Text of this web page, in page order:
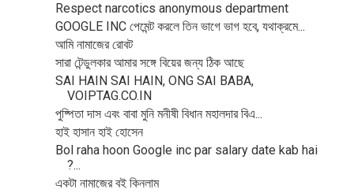
Respect narcotics anonymous department
GOOGLE INC পেমেন্ট করলে তিন ভাগে ভাগ হবে, যথাক্রমে...
আমি নামাজের রোবট
সারা টেন্ডুলকার আমার সঙ্গে বিয়ের জন্য ঠিক আছে
SAI HAIN SAI HAIN, ONG SAI BABA,
VOIPTAG.CO.IN
পুষ্পিতা দাস এবং বাবা মুনি মনীষী বিধান মহালদার বিএ...
হাই হাসান হাই হোসেন
Bol raha hoon Google inc par salary date kab hai
?...
একটা নামাজের বই কিনলাম